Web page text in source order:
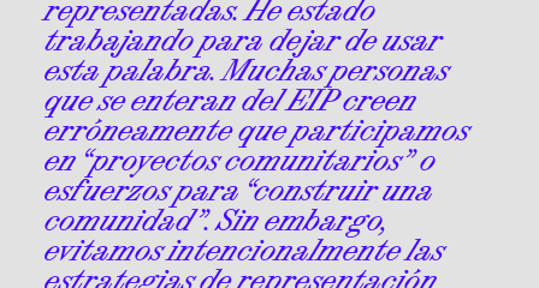
representadas. He estado
trabajando para dejar de usar
esta palabra. Muchas personas
que se enteran del EIP creen
erróneamente que participamos
en “proyectos comunitarios” o
esfuerzos para “construir una
comunidad”. Sin embargo,
evitamos intencionalmente las
estrategias de representación